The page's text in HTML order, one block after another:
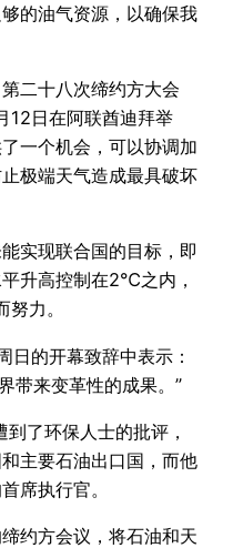
的油气资源，以确保我
二十八次缔约方大会
12日在阿联酋迪拜举
一个机会，可以协调加
极端天气造成最具破坏
实现联合国的目标，即
升高控制在2℃之内，
力。
日的开幕致辞中表示：
带来变革性的成果。”
了环保人士的批评，
主要石油出口国，而他
席执行官。
约方会议，将石油和天